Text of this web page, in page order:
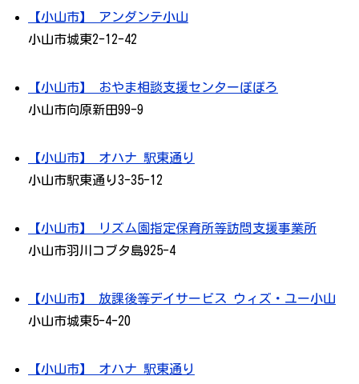
【小山市】 アンダンテ小山
小山市城東2-12-42
【小山市】 おやま相談支援センターぽぽろ
小山市向原新田99-9
【小山市】 オハナ 駅東通り
小山市駅東通り3-35-12
【小山市】 リズム園指定保育所等訪問支援事業所
小山市羽川コブタ島925-4
【小山市】 放課後等デイサービス ウィズ・ユー小山
小山市城東5-4-20
【小山市】 オハナ 駅東通り